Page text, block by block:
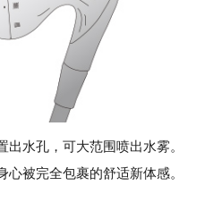
水孔，可大范围喷出水雾。
被完全包裹的舒适新体感。